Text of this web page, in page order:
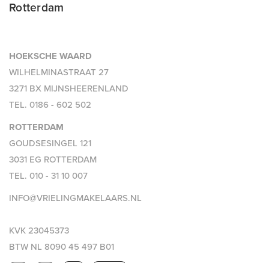
Rotterdam
HOEKSCHE WAARD
WILHELMINASTRAAT 27
3271 BX MIJNSHEERENLAND
TEL. 0186 - 602 502
ROTTERDAM
GOUDSESINGEL 121
3031 EG ROTTERDAM
TEL. 010 - 31 10 007
INFO@VRIELINGMAKELAARS.NL
KVK 23045373
BTW NL 8090 45 497 B01